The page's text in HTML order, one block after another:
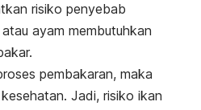
risiko penyebab
ayam membutuhkan
pembakaran, maka
Jadi, risiko ikan